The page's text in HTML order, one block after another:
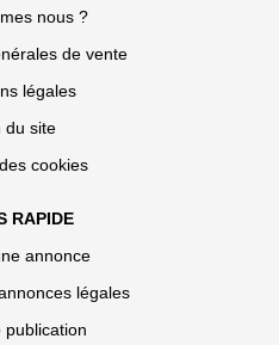
nous ?
de vente
légales
du site
cookies
RAPIDE
annonce
légales
publication